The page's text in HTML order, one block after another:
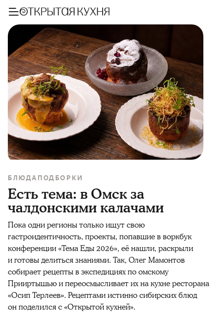
БЛЮДА ПОДБОРКИ
Есть тема: в Омск за
чалдонскими калачами
Пока одни регионы только ищут свою
гастроидентичность, проекты, попавшие в воркбук
конференции «Тема Еды 2026», её нашли, раскрыли
и готовы делиться знаниями. Так, Олег Мамонтов
собирает рецепты в экспедициях по омскому
Прииртышью и переосмысливает их на кухне ресторана
«Осип Терлеев». Рецептами истинно сибирских блюд
он поделился с «Открытой кухней».